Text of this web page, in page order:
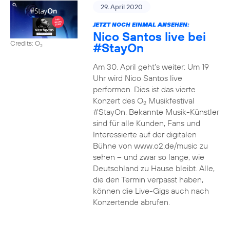
Credits: O2
29. April 2020
JETZT NOCH EINMAL ANSEHEN:
Nico Santos live bei
#StayOn
Am 30. April geht’s weiter: Um 19
Uhr wird Nico Santos live
performen. Dies ist das vierte
Konzert des O2Musikfestival
#StayOn. Bekannte Musik-Künstler
sind für alle Kunden, Fans und
Interessierte auf der digitalen
Bühne von www.o2.de/music zu
sehen – und zwar so lange, wie
Deutschland zu Hause bleibt. Alle,
die den Termin verpasst haben,
können die Live-Gigs auch nach
Konzertende abrufen.